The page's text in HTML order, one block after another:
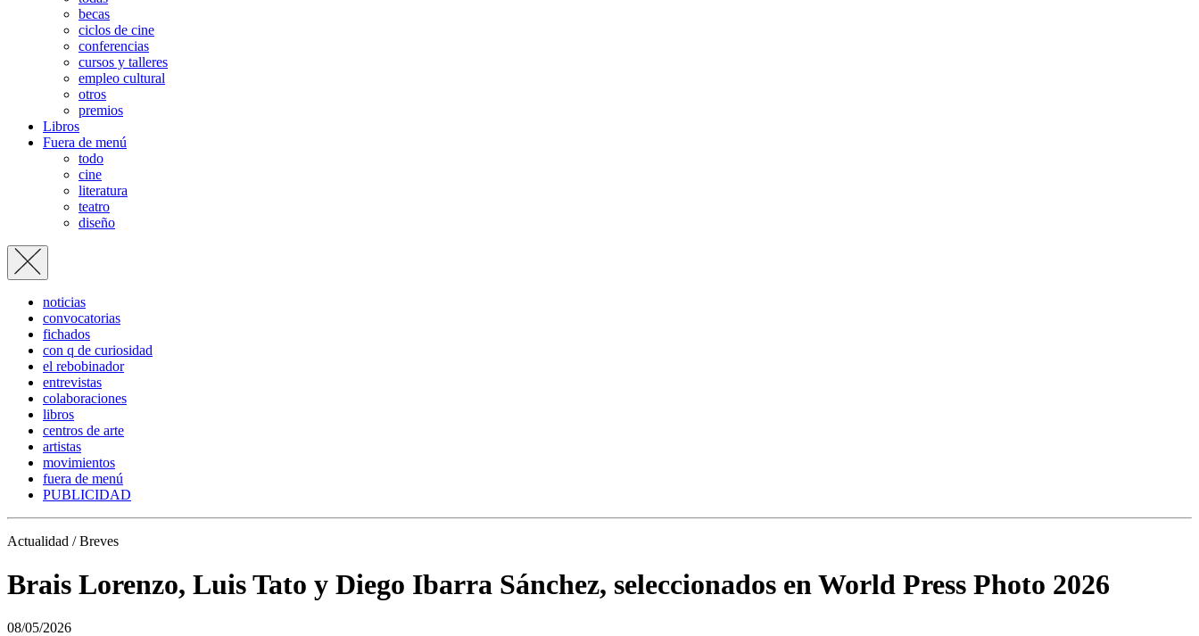
becas
ciclos de cine
conferencias
cursos y talleres
empleo cultural
otros
premios
Libros
Fuera de menú
todo
cine
literatura
teatro
diseño
noticias
convocatorias
fichados
con q de curiosidad
el rebobinador
entrevistas
colaboraciones
libros
centros de arte
artistas
movimientos
fuera de menú
PUBLICIDAD
Actualidad / Breves
Brais Lorenzo, Luis Tato y Diego Ibarra Sánchez, seleccionados en World Press Photo 2026
08/05/2026